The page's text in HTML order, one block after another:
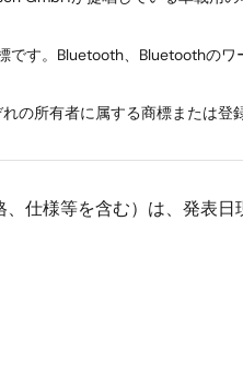
す。Bluetooth、Bluetoothのワ
の所有者に属する商標または登
仕様等を含む）は、発表